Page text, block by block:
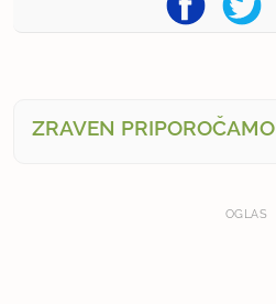
ZRAVEN PRIPOROČAMO
OGLAS